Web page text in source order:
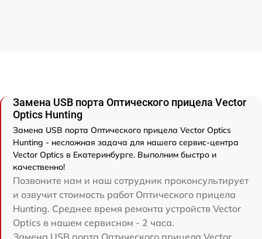
Замена USB порта Оптического прицела Vector
Optics Hunting
Замена USB порта Оптического прицела Vector Optics
Hunting - несложная задача для нашего сервис-центра
Vector Optics в Екатеринбурге. Выполним быстро и
качественно!
Позвоните нам и наш сотрудник проконсультирует
и озвучит стоимость работ Оптического прицела
Hunting. Среднее время ремонта устройств Vector
Optics в нашем сервисном - 2 часа.